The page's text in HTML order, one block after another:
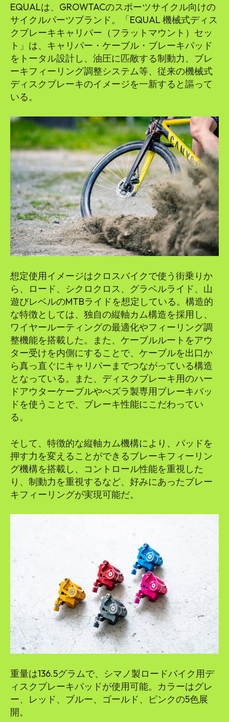
EQUALは、GROWTACのスポーツサイクル向けの
サイクルパーツブランド。「EQUAL 機械式ディス
クブレーキキャリパー（フラットマウント）セッ
ト」は、キャリパー・ケーブル・ブレーキパッド
をトータル設計し、油圧に匹敵する制動力、ブレ
ーキフィーリング調整システム等、従来の機械式
ディスクブレーキのイメージを一新すると謳って
いる。
想定使用イメージはクロスバイクで使う街乗りか
ら、ロード、シクロクロス、グラベルライド、山
遊びレベルのMTBライドを想定している。構造的
な特徴としては、独自の縦軸カム構造を採用し、
ワイヤールーティングの最適化やフィーリング調
整機能を搭載した。また、ケーブルルートをアウ
ター受けを内側にすることで、ケーブルを出口か
ら真っ直ぐにキャリパーまでつながっている構造
となっている。また、ディスクブレーキ用のハー
ドアウターケーブルやべズラ製専用ブレーキバッ
ドを使うことで、ブレーキ性能にこだわってい
る。
そして、特徴的な縦軸カム機構により、パッドを
押す力を変えることができるブレーキフィーリン
グ機構を搭載し、コントロール性能を重視した
り、制動力を重視するなど、好みにあったブレー
キフィーリングが実現可能だ。
重量は136.5グラムで、シマノ製ロードバイク用デ
ィスクブレーキパッドが使用可能。カラーはグレ
ー、レッド、ブルー、ゴールド、ピンクの5色展
開。